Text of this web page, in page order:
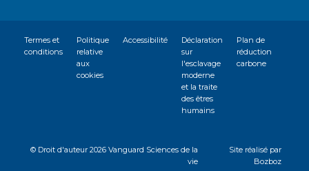
Termes et
conditions
Politique
relative
aux
cookies
Accessibilité
Déclaration
sur
l'esclavage
moderne
et la traite
des êtres
humains
Plan de
réduction
carbone
© Droit d'auteur2026 Vanguard Sciences de la
vie
Site réalisé par
Bozboz